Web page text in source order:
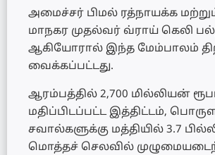
அமைச்சர் பிமல் ரத்நாயக்க
மாநகர முதல்வர் வ்ராய் கெலி
ஆகியோரால் இந்த மேம்பாலம்
வைக்கப்பட்டது.
ஆரம்பத்தில் 2,700 மில்லியன்
மதிப்பிடப்பட்ட இத்திட்டம்,
சவால்களுக்கு மத்தியில் 3.7
மொத்தச் செலவில்